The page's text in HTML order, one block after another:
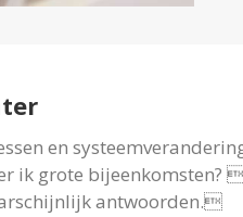
en
ik grote bijeenkomsten?
antwoorden.